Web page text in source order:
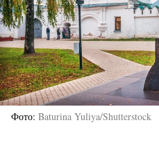
Фото Baturina Yuliya/Shutterstock